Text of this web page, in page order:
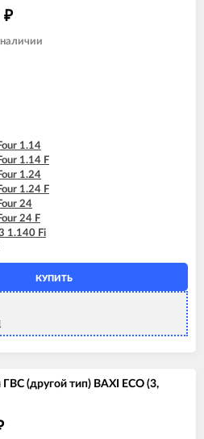
₽
1.14
1.14 F
1.24
1.24 F
24
24 F
1.140 Fi
1.240 Fi
240 Fi
280 Fi
Compact 1.140 Fi
Compact 1.140 I
Compact 1.240 Fi
Compact 240 I
1.24 F
18 F
КУПИТЬ
(другой тип) BAXI ECO (3,